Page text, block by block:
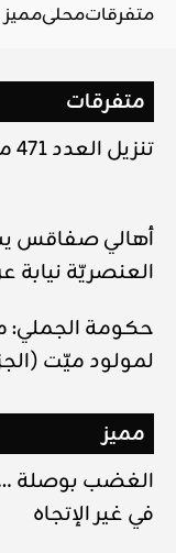
متفرقاتمحليمميز
متفرقات
تنزيل العدد 471 من جريدة التحرير
أهالي صفاقس
العنصريّة نيابة
حكومة
لمولود ميّت
مميز
الغضب بوصلة …
في غير الإتجاه